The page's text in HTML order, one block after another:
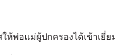
ให้พ่อแม่ผู้ปกครองได้เข้าเยี่ย